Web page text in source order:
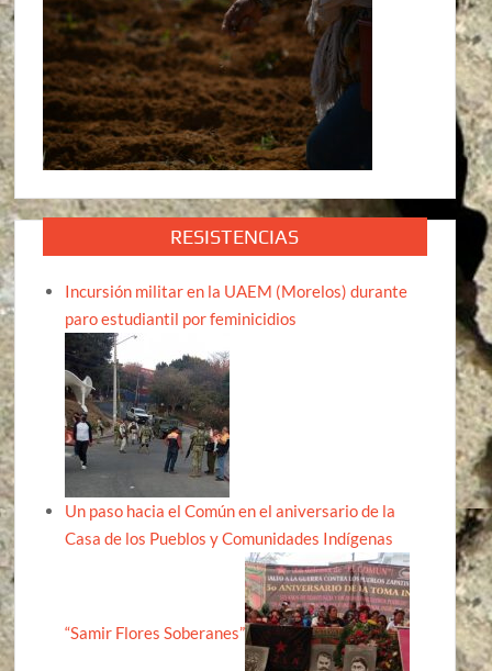
RESISTENCIAS
Incursión militar en la UAEM (Morelos) durante
paro estudiantil por feminicidios
Un paso hacia el Común en el aniversario de la
Casa de los Pueblos y Comunidades Indígenas
“Samir Flores Soberanes”